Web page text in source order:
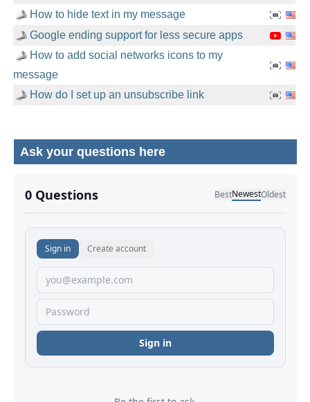
How to hide text in my message
Google ending support for less secure apps
How to add social networks icons to my
message
How do I set up an unsubscribe link
Ask your questions here
No comments yet.